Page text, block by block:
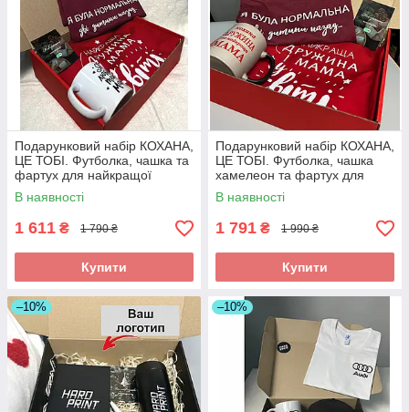
Подарунковий набір КОХАНА,
ЦЕ ТОБІ. Футболка, чашка та
фартух для найкращої
дружини та мами.
В наявності
1 611 ₴ 1 790 ₴
Купити
Подарунковий набір КОХАНА,
ЦЕ ТОБІ. Футболка, чашка
хамелеон та фартух для
найкращої дружини та мами.
В наявності
1 791 ₴ 1 990 ₴
Купити
–10% –10%